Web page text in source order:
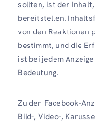
sollten, ist der
bereitstellen.
von den Reaktionen
bestimmt, und die
ist bei jedem
Bedeutung.
Zu den Facebook-
Bild-, Video-,